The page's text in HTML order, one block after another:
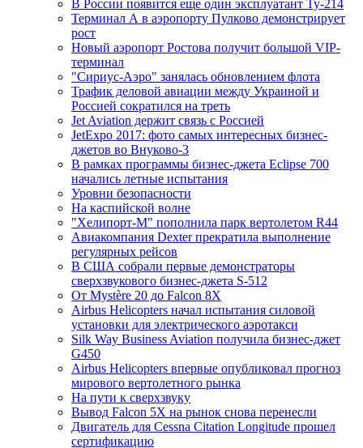
В России появится еще один эксплуатант Ту-214
Терминал А в аэропорту Пулково демонстрирует
рост
Новый аэропорт Ростова получит большой VIP-
терминал
"Сириус-Аэро" занялась обновлением флота
Трафик деловой авиации между Украиной и
Россией сократился на треть
Jet Aviation держит связь с Россией
JetExpo 2017: фото самых интересных бизнес-
джетов во Внуково-3
В рамках программы бизнес-джета Eclipse 700
начались летные испытания
Уровни безопасности
На каспийской волне
"Хелипорт-М" пополнила парк вертолетом R44
Авиакомпания Dexter прекратила выполнение
регулярных рейсов
В США собрали первые демонстраторы
сверхзвукового бизнес-джета S-512
От Mystère 20 до Falcon 8X
Airbus Helicopters начал испытания силовой
установки для электрического аэротакси
Silk Way Business Aviation получила бизнес-джет
G450
Airbus Helicopters впервые опубликовал прогноз
мирового вертолетного рынка
На пути к сверхзвуку
Вывод Falcon 5X на рынок снова перенесли
Двигатель для Cessna Citation Longitude прошел
сертификацию